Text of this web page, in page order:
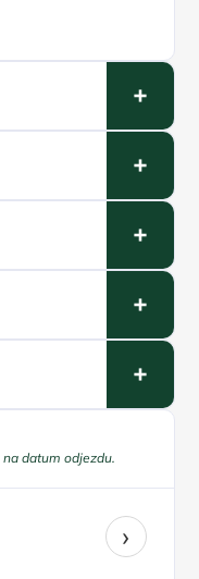
datum odjezdu.
›